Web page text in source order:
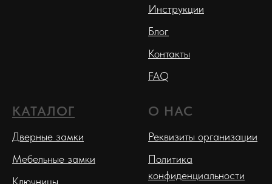
Инструкции
Блог
Контакты
FAQ
КАТАЛОГ
Дверные замки
Мебельные замки
Ключницы
О НАС
Реквизиты организации
Политика
конфиденциальности